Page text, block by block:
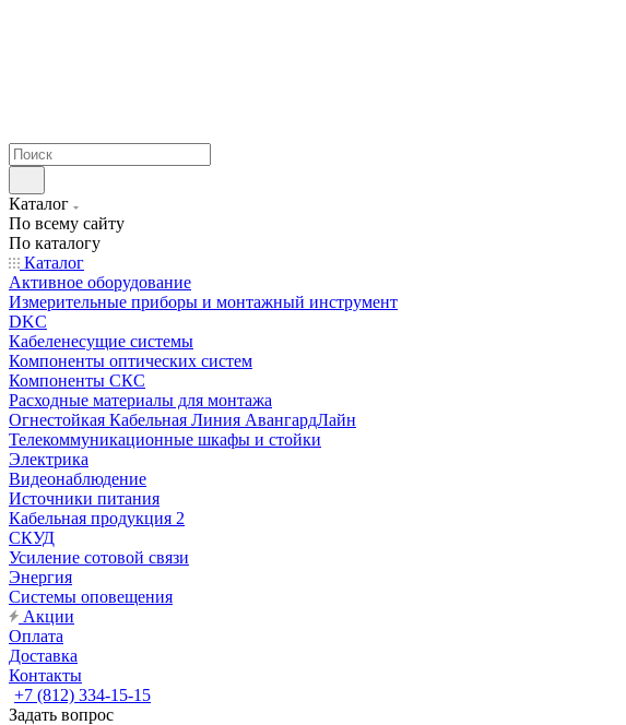
Каталог
По всему сайту
По каталогу
Каталог
Активное оборудование
Измерительные приборы и монтажный инструмент
DKC
Кабеленесущие системы
Компоненты оптических систем
Компоненты СКС
Расходные материалы для монтажа
Огнестойкая Кабельная Линия АвангардЛайн
Телекоммуникационные шкафы и стойки
Электрика
Видеонаблюдение
Источники питания
Кабельная продукция 2
СКУД
Усиление сотовой связи
Энергия
Системы оповещения
Акции
Оплата
Доставка
Контакты
+7 (812) 334-15-15
Задать вопрос